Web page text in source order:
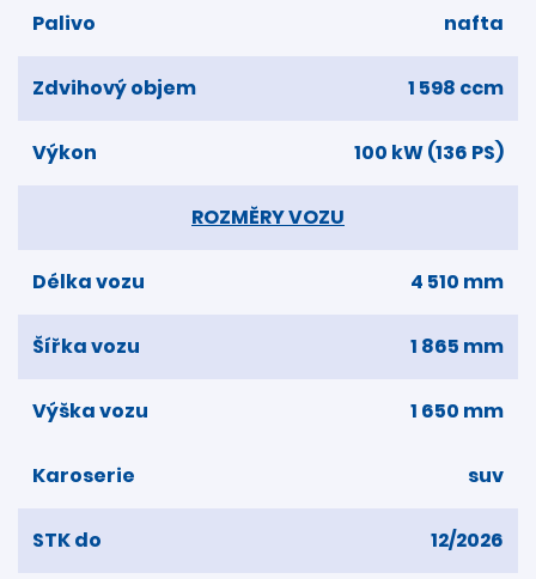
Palivo nafta
Zdvihový objem 1 598 ccm
Výkon 100 kW (136 PS)
ROZMĚRY VOZU
Délka vozu 4 510 mm
Šířka vozu 1 865 mm
Výška vozu 1 650 mm
Karoserie suv
STK do 12/2026